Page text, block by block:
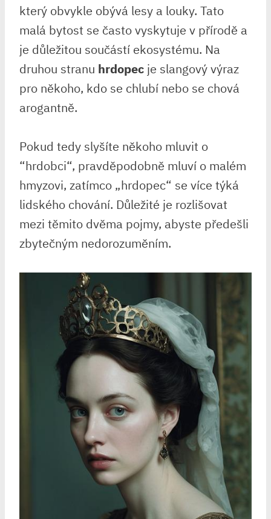
který obvykle⁢ obývá lesy a louky. Tato
‌malá bytost se ​často vyskytuje v přírodě a
‌je důležitou součástí ekosystému. Na
druhou stranu hrdopec je slangový ‌výraz
pro někoho, kdo se chlubí nebo se‍ chová
arogantně.
Pokud tedy slyšíte​ někoho mluvit o
⁢“hrdobci“, pravděpodobně​ mluví o malém
hmyzovi, zatímco „hrdopec“ ​se více ⁢týká
lidského‌ chování. Důležité je rozlišovat
mezi těmito dvěma pojmy, abyste ⁤předešli⁢
zbytečným nedorozuměním.